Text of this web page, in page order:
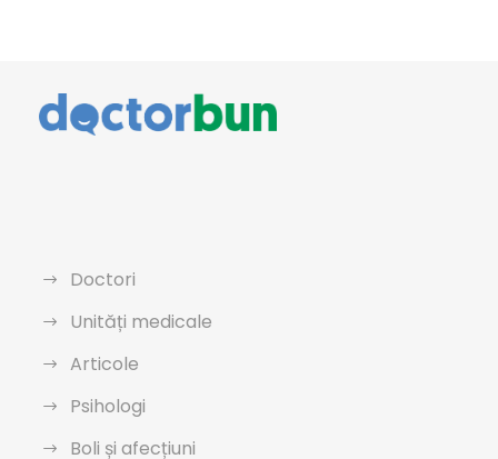
Doctori
Unități medicale
Articole
Psihologi
Boli și afecțiuni